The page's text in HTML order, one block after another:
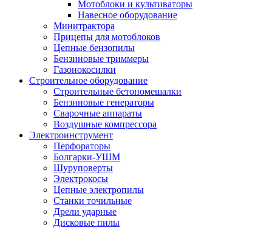
Мотоблоки и культиваторы
Навесное оборудование
Минитрактора
Прицепы для мотоблоков
Цепные бензопилы
Бензиновые триммеры
Газонокосилки
Строительное оборудование
Строительные бетономешалки
Бензиновые генераторы
Сварочные аппараты
Воздушные компрессора
Электроинструмент
Перфораторы
Болгарки-УШМ
Шуруповерты
Электрокосы
Цепные электропилы
Станки точильные
Дрели ударные
Дисковые пилы